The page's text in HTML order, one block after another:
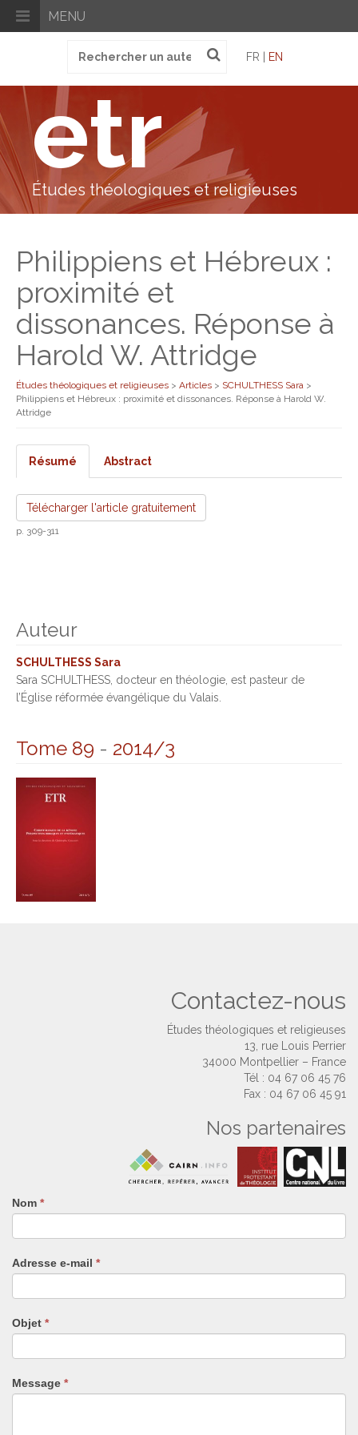
MENU
pour
FR | EN
etr
Études théologiques et religieuses
Philippiens et Hébreux :
proximité et
dissonances. Réponse à
Harold W. Attridge
Études théologiques et religieuses > Articles > SCHULTHESS Sara >
Philippiens et Hébreux : proximité et dissonances. Réponse à Harold W.
Attridge
Résumé Abstract
Télécharger l'article gratuitement
p. 309-311
Auteur
SCHULTHESS Sara
Sara SCHULTHESS, docteur en théologie, est pasteur de
l’Église réformée évangélique du Valais.
Tome 89 - 2014/3
Contactez-nous
Études théologiques et religieuses
13, rue Louis Perrier
34000 Montpellier – France
Tél : 04 67 06 45 76
Fax : 04 67 06 45 91
Nos partenaires
Nom *
Adresse e-mail *
Objet *
Message *
Si
vous
êtes
humain,
remplissez
ce